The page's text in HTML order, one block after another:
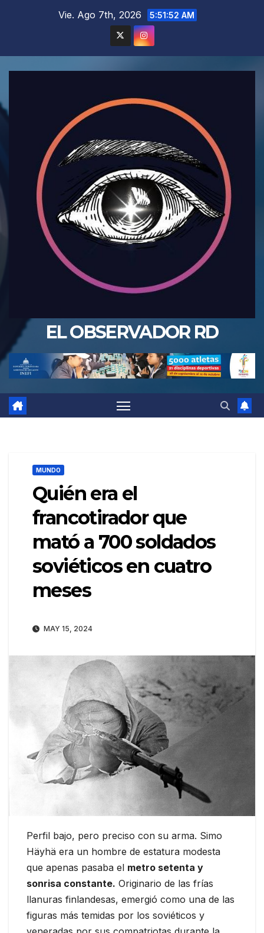
Vie. Ago 7th, 2026 5:51:53 AM
EL OBSERVADOR RD
MUNDO
Quién era el
francotirador que
mató a 700 soldados
soviéticos en cuatro
meses
MAY 15, 2024
Perfil bajo, pero preciso con su arma. Simo
Häyhä era un hombre de estatura modesta
que apenas pasaba el metro setenta y
sonrisa constante. Originario de las frías
llanuras finlandesas, emergió como una de las
figuras más temidas por los soviéticos y